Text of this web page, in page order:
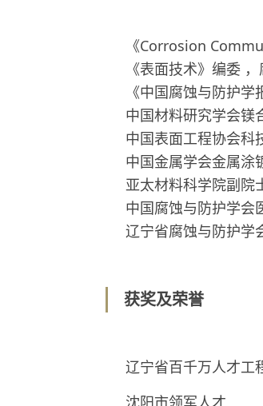
《Corrosion
《表面技术》编委
《中国腐蚀与防护学
中国材料研究学会镁
中国表面工程协会科
中国金属学会金属涂
亚太材料科学院副院
中国腐蚀与防护学会
辽宁省腐蚀与防护学
获奖及荣誉
辽宁省百千万人才工
沈阳市领军人才